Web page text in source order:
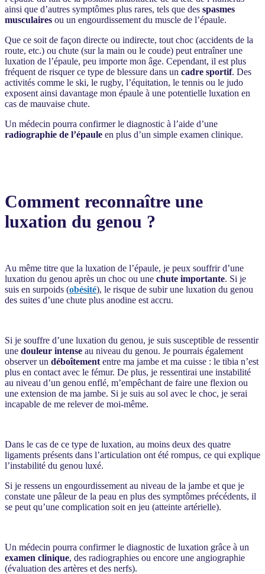
ainsi que d’autres symptômes plus rares, tels que des spasmes
musculaires ou un engourdissement du muscle de l’épaule.
Que ce soit de façon directe ou indirecte, tout choc (accidents de la
route, etc.) ou chute (sur la main ou le coude) peut entraîner une
luxation de l’épaule, peu importe mon âge. Cependant, il est plus
fréquent de risquer ce type de blessure dans un cadre sportif. Des
activités comme le ski, le rugby, l’équitation, le tennis ou le judo
exposent ainsi davantage mon épaule à une potentielle luxation en
cas de mauvaise chute.
Un médecin pourra confirmer le diagnostic à l’aide d’une
radiographie de l’épaule en plus d’un simple examen clinique.
Comment reconnaître une
luxation du genou ?
Au même titre que la luxation de l’épaule, je peux souffrir d’une
luxation du genou après un choc ou une chute importante. Si je
suis en surpoids (obésité), le risque de subir une luxation du genou
des suites d’une chute plus anodine est accru.
Si je souffre d’une luxation du genou, je suis susceptible de ressentir
une douleur intense au niveau du genou. Je pourrais également
observer un déboîtement entre ma jambe et ma cuisse : le tibia n’est
plus en contact avec le fémur. De plus, je ressentirai une instabilité
au niveau d’un genou enflé, m’empêchant de faire une flexion ou
une extension de ma jambe. Si je suis au sol avec le choc, je serai
incapable de me relever de moi-même.
Dans le cas de ce type de luxation, au moins deux des quatre
ligaments présents dans l’articulation ont été rompus, ce qui explique
l’instabilité du genou luxé.
Si je ressens un engourdissement au niveau de la jambe et que je
constate une pâleur de la peau en plus des symptômes précédents, il
se peut qu’une complication soit en jeu (atteinte artérielle).
Un médecin pourra confirmer le diagnostic de luxation grâce à un
examen clinique, des radiographies ou encore une angiographie
(évaluation des artères et des nerfs).